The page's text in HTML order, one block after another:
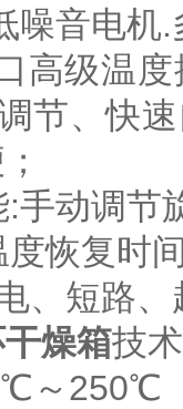
噪音电机
高级温
节、快
手动调节
恢复时
、短路
燥箱技
～250℃